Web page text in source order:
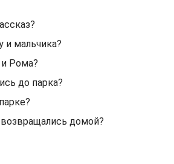
и мальчика?
Рома?
до парка?
домой?